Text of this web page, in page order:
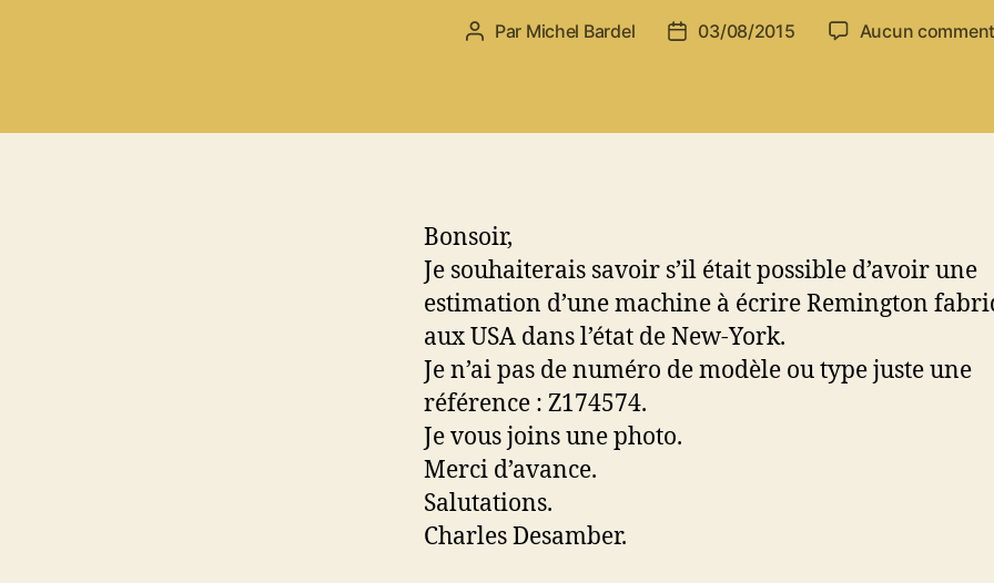
Auteur
Par Michel Bardel
Date03/08/2015 Aucun
Bonsoir,
Je souhaiterais savoir s’il était possible d’avoir une
estimation d’une machine à écrire Remington
aux USA dans l’état de New-York.
Je n’ai pas de numéro de modèle ou type juste une
référence : Z174574.
Je vous joins une photo.
Merci d’avance.
Salutations.
Charles Desamber.